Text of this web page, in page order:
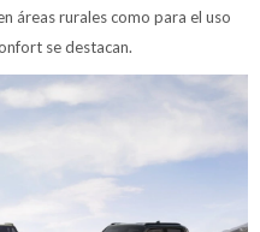
áreas rurales como para el uso
se destacan.